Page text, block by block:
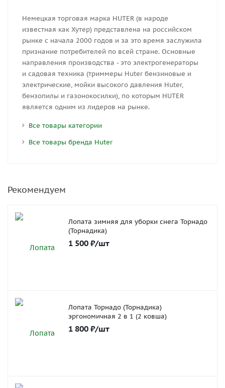
Немецкая торговая марка HUTER (в народе
известная как Хутер) представлена на российском
рынке с начала 2000 годов и за это время заслужила
признание потребителей по всей стране. Основные
направления производства - это электрогенераторы
и садовая техника (триммеры Huter бензиновые и
электрические, мойки высокого давления Huter,
бензопилы и газонокосилки), по которым HUTER
является одним из лидеров на рынке.
Все товары категории
Все товары бренда Huter
Рекомендуем
Лопата зимняя для уборки снега Торнадо
(Торнадика)
1 500 ₽/шт
Лопата Торнадо (Торнадика)
эргономичная 2 в 1 (2 ковша)
1 800 ₽/шт